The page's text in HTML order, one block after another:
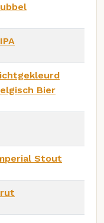
Bier
Stout